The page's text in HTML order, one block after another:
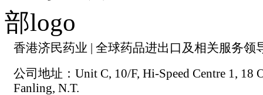
香港济民药业 | 全球药品进出口及相关服务领
公司地址：Unit C, 10/F, Hi-Speed Centre 1, 18
Fanling, N.T.